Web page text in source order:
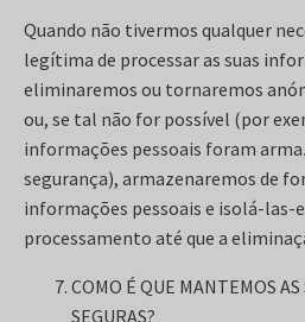
Quando não tivermos qualquer
legítima de processar as suas
eliminaremos ou tornaremos
ou, se tal não for possível (por
informações pessoais foram
segurança), armazenaremos de
informações pessoais e isolá-las-
processamento até que a
COMO É QUE MANTEMOS
SEGURAS?